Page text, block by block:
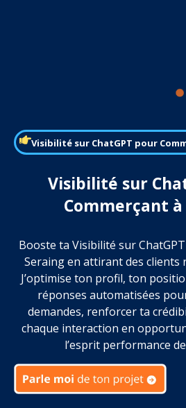
Visibilité sur ChatGPT pour
Visibilité sur
Commerçant
Booste ta Visibilité sur
Seraing en attirant des clients
J’optimise ton profil, ton
réponses automatisées
demandes, renforcer ta
chaque interaction en
l’esprit performance